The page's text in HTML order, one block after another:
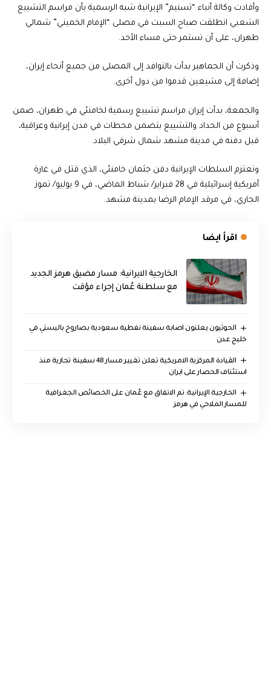
وأفادت وكالة أنباء “تسنيم” الإيرانية شبه الرسمية بأن مراسم التشييع
الشعبي انطلقت صباح السبت في مصلى “الإمام الخميني” شمالي
طهران، على أن تستمر حتى مساء الأحد.
وذكرت أن الجماهير بدأت بالتوافد إلى المصلى من جميع أنحاء إيران،
إضافة إلى مشيعين قدموا من دول أخرى.
والجمعة، بدأت إيران مراسم تشييع رسمية لخامنئي في طهران، ضمن
أسبوع من الحداد والتشييع يتضمن محطات في مدن إيرانية وعراقية،
قبل دفنه في مدينة مشهد شمال شرقي البلاد.
وتعتزم السلطات الإيرانية دفن جثمان خامنئي، الذي قتل في غارة
أمريكية إسرائيلية في 28 فبراير/ شباط الماضي، في 9 يوليو/ تموز
الجاري، في مرقد الإمام الرضا بمدينة مشهد.
اقرأ ايضا
الخارجية الايرانية: مسار مضيق هرمز الجديد
مع سلطنة عُمان إجراء مؤقت
الحوثيون يعلنون اصابة سفينة نفطية سعودية بصاروخ باليستي في
خليج عدن
القيادة المركزية الامريكية تعلن تغيير مسار 48 سفينة تجارية منذ
استئناف الحصار على ايران
‏الخارجية الإيرانية: تم الاتفاق مع عُمان على الخصائص الجغرافية
للمسار الملاحي في هرمز